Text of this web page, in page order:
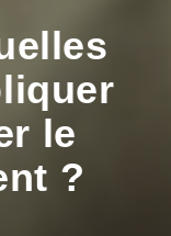
le
?